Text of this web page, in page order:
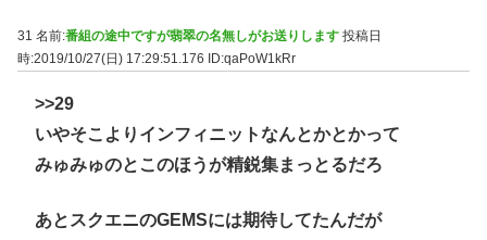
31 名前:番組の途中ですが翡翠の名無しがお送りします 投稿日
時:2019/10/27(日) 17:29:51.176
ID:qaPoW1kRr
>>29
いやそこよりインフィニットなんとかとかって
みゅみゅのとこのほうが精鋭集まっとるだろ
あとスクエニのGEMSには期待してたんだが